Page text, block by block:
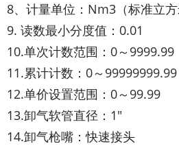
8、计量单位：Nm3（标准立
9. 读数最小分度值：0.01
10.单次计数范围：0～9999.99
11.累计计数：0～99999999.99
12.单价设置范围：0～99.99
13.卸气软管直径：1″
14.卸气枪嘴：快速接头